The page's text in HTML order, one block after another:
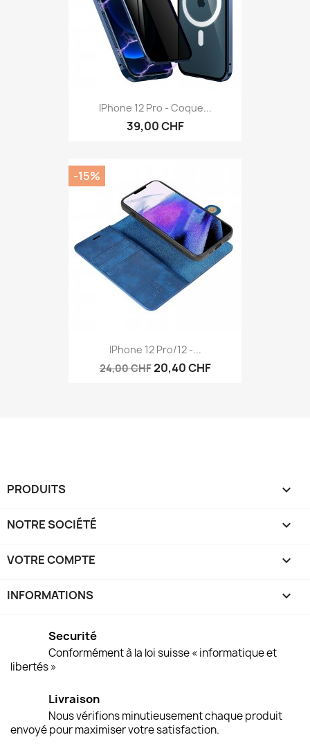
IPhone 12 Pro - Coque...
39,00 CHF
IPhone 12 Pro/12 -...
24,00 CHF20,40 CHF
-15%
PRODUITS 
NOTRE SOCIÉTÉ 
VOTRE COMPTE 
INFORMATIONS keyboard_arrow_down
Securité
Conformément à la loi suisse « informatique et
libertés »
Livraison
Nous vérifions minutieusement chaque produit
envoyé pour maximiser votre satisfaction.